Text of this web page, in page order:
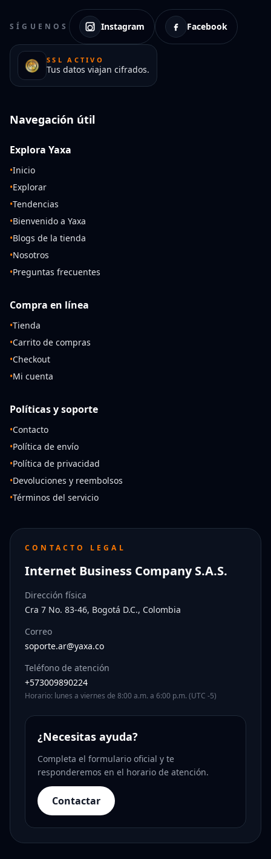
SÍGUENOS Instagram Facebook
SSL ACTIVO
Tus datos viajan cifrados.
Navegación útil
Explora Yaxa
•Inicio
•Explorar
•Tendencias
•Bienvenido a Yaxa
•Blogs de la tienda
•Nosotros
•Preguntas frecuentes
Compra en línea
•Tienda
•Carrito de compras
•Checkout
•Mi cuenta
Políticas y soporte
•Contacto
•Política de envío
•Política de privacidad
•Devoluciones y reembolsos
•Términos del servicio
CONTACTO LEGAL
Internet Business Company S.A.S.
Dirección física
Cra 7 No. 83-46, Bogotá D.C., Colombia
Correo
soporte.ar@yaxa.co
Teléfono de atención
+573009890224
Horario: lunes a viernes de 8:00 a.m. a 6:00 p.m. (UTC -5)
¿Necesitas ayuda?
Completa el formulario oficial y te
responderemos en el horario de atención.
Contactar